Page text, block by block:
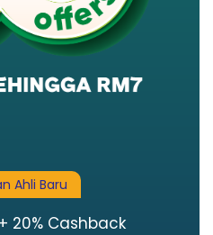
Ahli Baru
20% Cashback